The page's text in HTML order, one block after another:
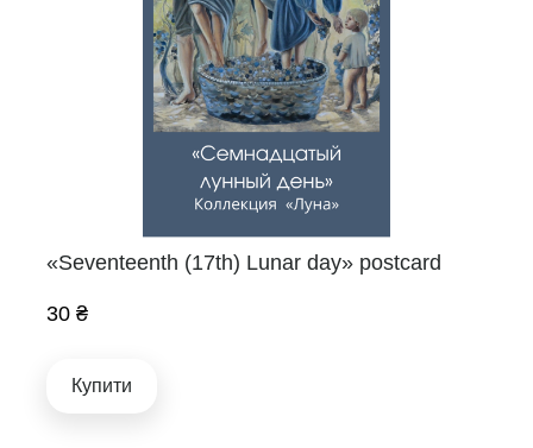
«Seventeenth (17th) Lunar day» postcard
30 ₴
Купити